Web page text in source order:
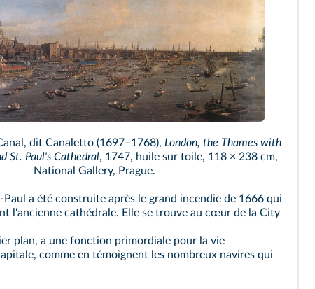
dit Canaletto (1697–1768), London, the Thames with
St. Paul's Cathedral, 1747, huile sur toile, 118 × 238 cm,
National Gallery, Prague.
Paul a été construite après le grand incendie de 1666 qui
l'ancienne cathédrale. Elle se trouve au cœur de la City
plan, a une fonction primordiale pour la vie
comme en témoignent les nombreux navires qui